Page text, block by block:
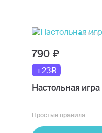
790
+23
Простые правила